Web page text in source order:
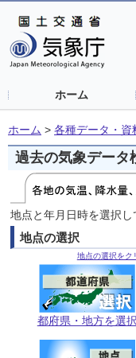
ホーム
ホーム > 各種データ・資
過去の気象データ
地点と年月日時を選択
地点の選択
地点の選択をク
都府県・地方を選択